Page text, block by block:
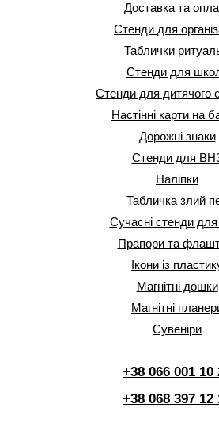
Доставка та
Стенди для
Таблички
Стенди для
Стенди для дитячого
Настінні карти на
Дорожні знаки
Стенди для
Наліпки
Табличка злий
Сучасні стенди
Прапори та
Ікони із
Магнітні дошки
Магнітні
Сувеніри
+38 066 001 10
+38 068 397 12